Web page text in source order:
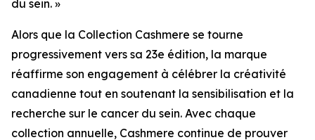
du sein. »
Alors que la Collection Cashmere se tourne
progressivement vers sa 23e édition, la marque
réaffirme son engagement à célébrer la créativité
canadienne tout en soutenant la sensibilisation et la
recherche sur le cancer du sein. Avec chaque
collection annuelle, Cashmere continue de prouver